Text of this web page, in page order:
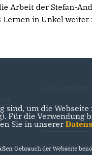
Arbeit der Stefan-
in Unkel weiter
CDU
CDU
sind, um die
Für die
Sie in unserer
Gebrauch der Webseite